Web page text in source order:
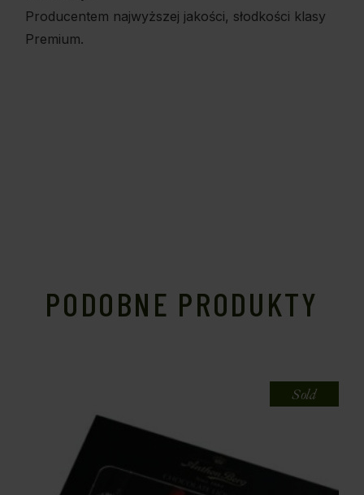
Producentem najwyższej jakości, słodkości klasy
Premium.
PODOBNE PRODUKTY
Sold